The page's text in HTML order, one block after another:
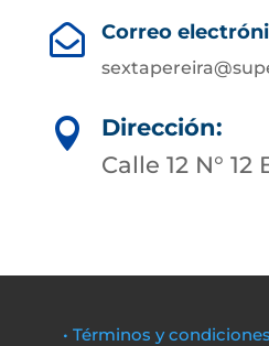
 Correo

Dirección:
Calle 12 N° 12
• Términos y condiciones